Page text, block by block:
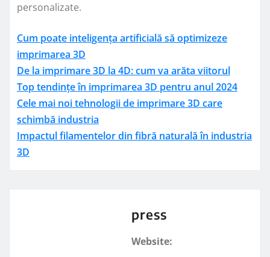
personalizate.
Cum poate inteligența artificială să optimizeze
imprimarea 3D
De la imprimare 3D la 4D: cum va arăta viitorul
Top tendințe în imprimarea 3D pentru anul 2024
Cele mai noi tehnologii de imprimare 3D care
schimbă industria
Impactul filamentelor din fibră naturală în industria
3D
press
Website: